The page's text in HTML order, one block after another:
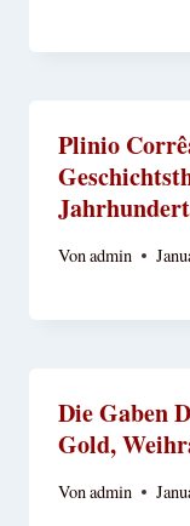
Plinio
Vonadmin
Die Gaben
Gold,
Vonadmin